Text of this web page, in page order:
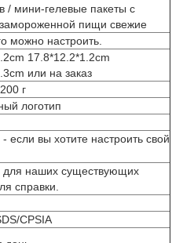
/ мини-гелевые пакеты с
пищи свежие
можно настроить.
17.8*12.2*1.2cm
или на заказ
г
логотип
если вы хотите настроить свой
для наших существующих
справки.
CPSIA